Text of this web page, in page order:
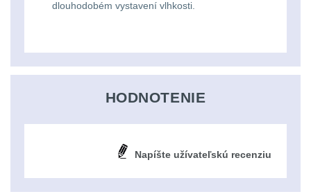
svítilny
svítilny
6
Univerzalní tašky59
dlouhodobém vystavení vlhkosti.
HODNOTENIE
Napíšte užívateľskú recenziu